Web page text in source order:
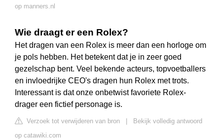
op manners.nl
Wie draagt er een Rolex?
Het dragen van een Rolex is meer dan een horloge om
je pols hebben. Het betekent dat je in zeer goed
gezelschap bent. Veel bekende acteurs, topvoetballers
en invloedrijke CEO's dragen hun Rolex met trots.
Interessant is dat onze onbetwist favoriete Rolex-
drager een fictief personage is.
Verzoek tot verwijderen van bron
Bekijk volledig antwoord
op catawiki.com